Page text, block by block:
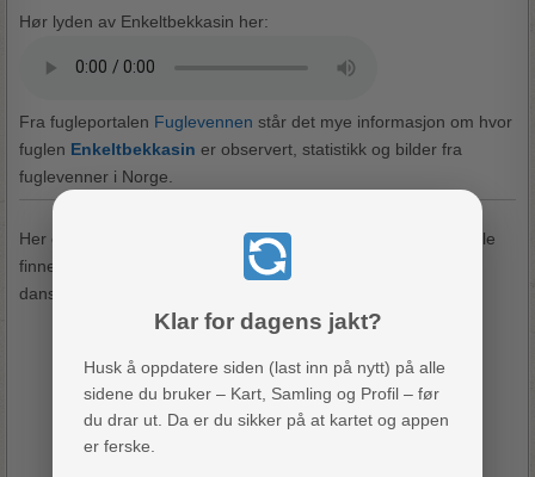
Hør lyden av Enkeltbekkasin her:
Fra fugleportalen Fuglevennen står det mye informasjon om hvor
fuglen Enkeltbekkasin er observert, statistikk og bilder fra
fuglevenner i Norge.
Her er en morsom navneblanding for Skandinavia om du skulle
finne på å snakke om Enkeltbekkasin med dine svenske eller
danske venner.
Klar for dagens jakt?
Husk å oppdatere siden (last inn på nytt) på alle
sidene du bruker – Kart, Samling og Profil – før
du drar ut. Da er du sikker på at kartet og appen
er ferske.